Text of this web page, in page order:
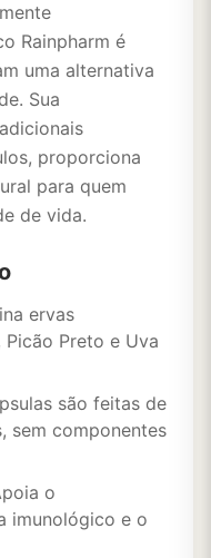
Rainpharm é
uma alternativa
Sua
proporciona
para quem
de vida.
ervas
Preto e Uva
são feitas de
sem componentes
o
imunológico e o